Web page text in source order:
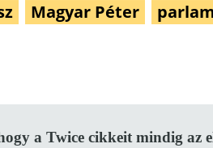
Magyar Péter
a Twice cikkeit mindig az